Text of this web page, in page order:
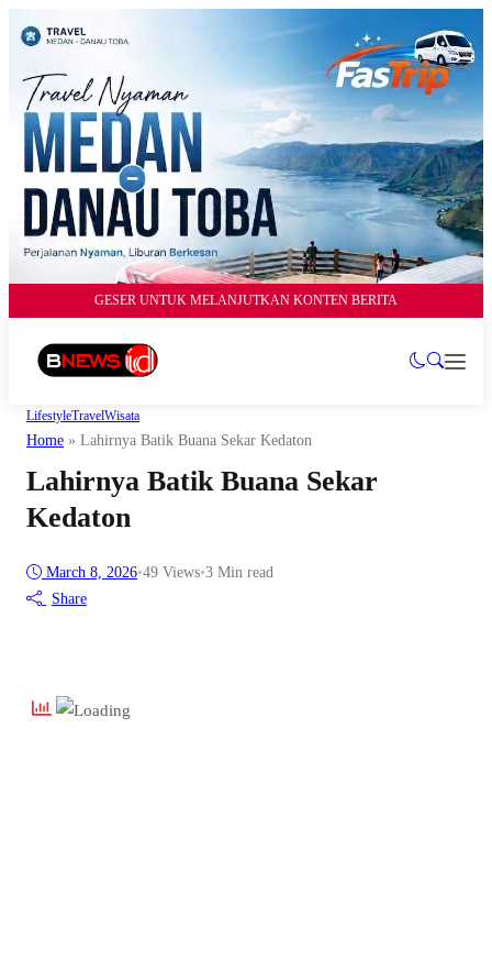
GESER UNTUK MELANJUTKAN KONTEN BERITA
LifestyleTravelWisata
Home » Lahirnya Batik Buana Sekar Kedaton
Lahirnya Batik Buana Sekar
Kedaton
March 8, 2026•49 Views•3 Min read
Share